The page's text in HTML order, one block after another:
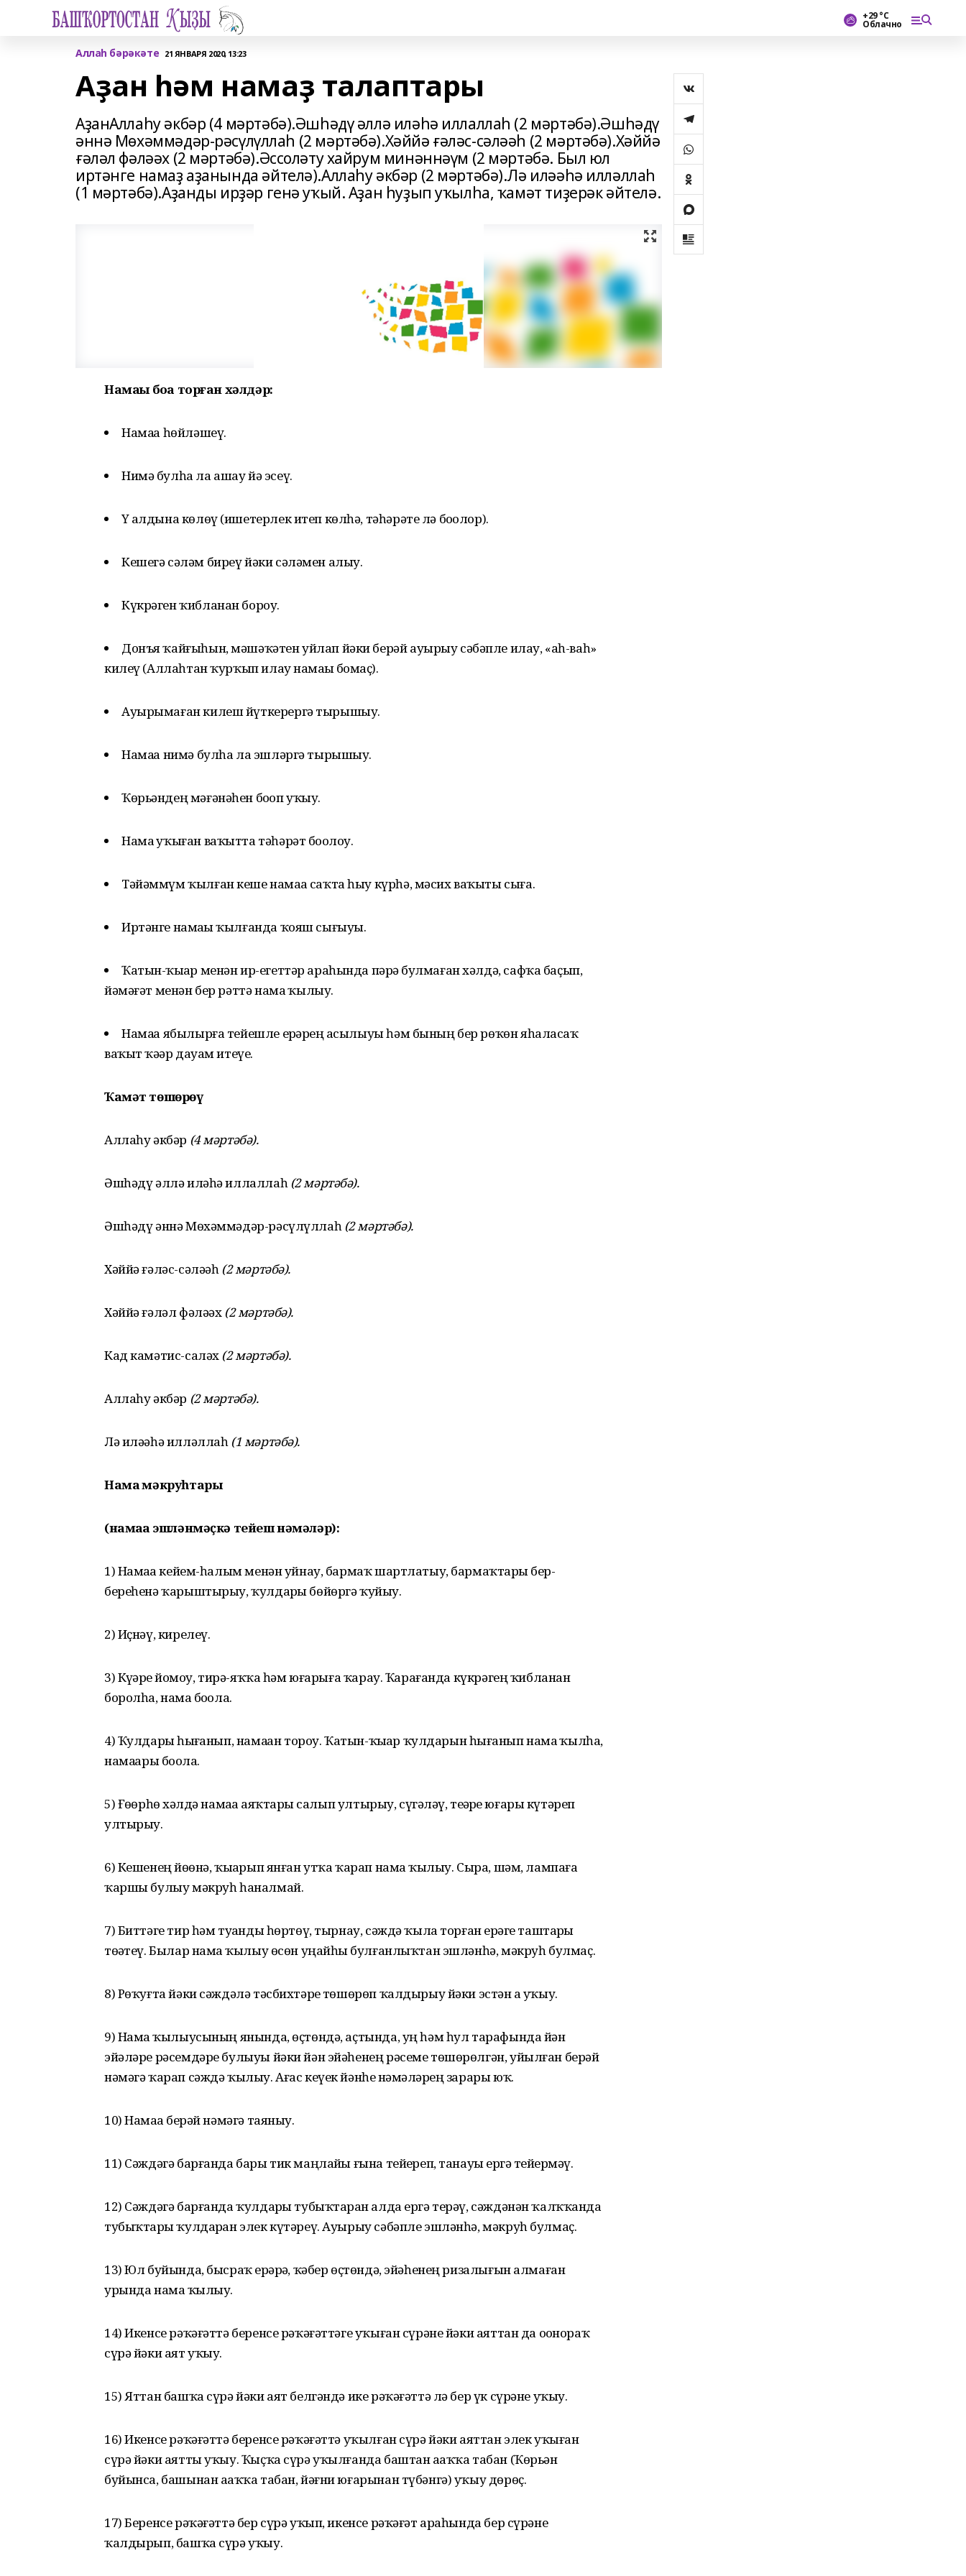
+29 °С
Облачно
Аллаһ бәрәкәте 21 ЯНВАРЯ 2020, 13:23
Аҙан һәм намаҙ талаптары
АҙанАллаһу әкбәр (4 мәртәбә).Әшһәдү әллә иләһә иллаллаһ (2 мәртәбә).Әшһәдү
әннә Мөхәммәдәр-рәсүлүллаһ (2 мәртәбә).Хәййә ғәләс-сәләәһ (2 мәртәбә).Хәййә
ғәләл фәләәх (2 мәртәбә).Әссоләту хайрум минәннәүм (2 мәртәбә. Был юл
иртәнге намаҙ аҙанында әйтелә).Аллаһу әкбәр (2 мәртәбә).Лә иләәһә илләллаһ
(1 мәртәбә).Аҙанды ирҙәр генә уҡый. Аҙан һуҙып уҡылһа, ҡамәт тиҙерәк әйтелә.
Намаҙҙы боҙа торған хәлдәр:
Намаҙҙа һөйләшеү.
Нимә булһа ла ашау йә эсеү.
Үҙ алдына көлөү (ишетерлек итеп көлһә, тәһәрәте лә боҙолор).
Кешегә сәләм биреү йәки сәләмен алыу.
Күкрәген ҡибланан бороу.
Донъя ҡайғыһын, мәшәҡәтен уйлап йәки берәй ауырыу сәбәпле илау, «аһ-ваһ»
килеү (Аллаһтан ҡурҡып илау намаҙҙы боҙмаҫ).
Ауырымаған килеш йүткерергә тырышыу.
Намаҙҙа нимә булһа ла эшләргә тырышыу.
Ҡөрьәндең мәғәнәһен боҙоп уҡыу.
Намаҙ уҡыған ваҡытта тәһәрәт боҙолоу.
Тәйәммүм ҡылған кеше намаҙҙа саҡта һыу күрһә, мәсих ваҡыты сыға.
Иртәнге намаҙҙы ҡылғанда ҡояш сығыуы.
Ҡатын-ҡыҙҙар менән ир-егеттәр араһында пәрҙә булмаған хәлдә, сафҡа баҫып,
йәмәғәт менән бер рәттә намаҙ ҡылыу.
Намаҙҙа ябылырға тейешле ерҙәрҙең асылыуы һәм бының бер рөҡөн яһаласаҡ
ваҡыт ҡәҙәр дауам итеүе.
Ҡамәт төшөрөү
Аллаһу әкбәр (4 мәртәбә).
Әшһәдү әллә иләһә иллаллаһ (2 мәртәбә).
Әшһәдү әннә Мөхәммәдәр-рәсүлүллаһ (2 мәртәбә).
Хәййә ғәләс-сәләәһ (2 мәртәбә).
Хәййә ғәләл фәләәх (2 мәртәбә).
Кад камәтис-саләх (2 мәртәбә).
Аллаһу әкбәр (2 мәртәбә).
Лә иләәһә илләллаһ (1 мәртәбә).
Намаҙ мәкруһтары
(намаҙҙа эшләнмәҫкә тейеш нәмәләр):
1) Намаҙҙа кейем-һалым менән уйнау, бармаҡ шартлатыу, бармаҡтарҙы бер-
береһенә ҡарыштырыу, ҡулдарҙы бөйөргә ҡуйыу.
2) Иҫнәү, кирелеү.
3) Күҙҙәрҙе йомоу, тирә-яҡҡа һәм юғарыға ҡарау. Ҡарағанда күкрәгең ҡибланан
боролһа, намаҙ боҙола.
4) Ҡулдарҙы һыҙғанып, намаҙҙан тороу. Ҡатын-ҡыҙҙар ҡулдарын һыҙғанып намаҙ ҡылһа,
намаҙҙары боҙола.
5) Ғөҙөрһөҙ хәлдә намаҙҙа аяҡтарҙы салып ултырыу, сүгәләү, теҙҙәрҙе юғары күтәреп
ултырыу.
6) Кешенең йөҙөнә, ҡыҙарып янған утҡа ҡарап намаҙ ҡылыу. Сыра, шәм, лампаға
ҡаршы булыу мәкруһ һаналмай.
7) Биттәге тир һәм туҙанды һөртөү, тырнау, сәждә ҡыла торған ерҙәге таштарҙы
төҙәтеү. Былар намаҙ ҡылыу өсөн уңайһыҙ булғанлыҡтан эшләнһә, мәкруһ булмаҫ.
8) Рөҡуғта йәки сәждәлә тәсбихтәрҙе төшөрөп ҡалдырыу йәки эстән аҙ уҡыу.
9) Намаҙ ҡылыусының янында, өҫтөндә, аҫтында, уң һәм һул тарафында йән
эйәләре рәсемдәре булыуы йәки йән эйәһенең рәсеме төшөрөлгән, уйылған берәй
нәмәгә ҡарап сәждә ҡылыу. Ағас кеүек йәнһеҙ нәмәләрҙең зарары юҡ.
10) Намаҙҙа берәй нәмәгә таяныу.
11) Сәждәгә барғанда бары тик маңлайҙы ғына тейҙереп, танауҙы ергә тейҙермәү.
12) Сәждәгә барғанда ҡулдарҙы тубыҡтарҙан алда ергә терәү, сәждәнән ҡалҡҡанда
тубыҡтарҙы ҡулдарҙан элек күтәреү. Ауырыу сәбәпле эшләнһә, мәкруһ булмаҫ.
13) Юл буйында, бысраҡ ерҙәрҙә, ҡәбер өҫтөндә, эйәһенең ризалығын алмаған
урында намаҙ ҡылыу.
14) Икенсе рәҡәғәттә беренсе рәҡәғәттәге уҡыған сүрәне йәки аяттан да оҙонораҡ
сүрә йәки аят уҡыу.
15) Яттан башҡа сүрә йәки аят белгәндә ике рәҡәғәттә лә бер үк сүрәне уҡыу.
16) Икенсе рәҡәғәттә беренсе рәҡәғәттә уҡылған сүрә йәки аяттан элек уҡыған
сүрә йәки аятты уҡыу. Ҡыҫҡа сүрә уҡылғанда баштан аҙаҡҡа табан (Ҡөрьән
буйынса, башынан аҙаҡҡа табан, йәғни юғарынан түбәнгә) уҡыу дөрөҫ.
17) Беренсе рәҡәғәттә бер сүрә уҡып, икенсе рәҡәғәт араһында бер сүрәне
ҡалдырып, башҡа сүрә уҡыу.